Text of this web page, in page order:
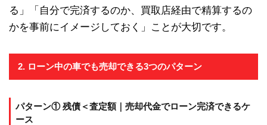
る」「自分で完済するのか、買取店経由で精算するの
かを事前にイメージしておく」ことが大切です。
2. ローン中の車でも売却できる3つのパターン
パターン① 残債＜査定額｜売却代金でローン完済できるケ
ース